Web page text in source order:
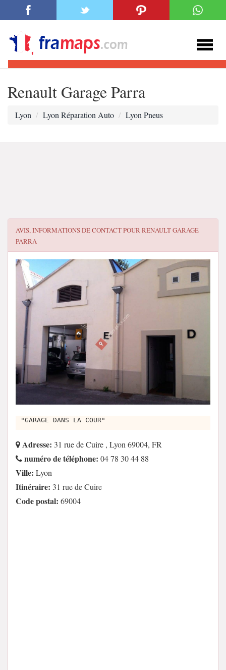
Renault Garage Parra
Lyon Lyon Réparation Auto Lyon Pneus
AVIS, INFORMATIONS DE CONTACT POURRENAULT GARAGE
PARRA
"GARAGE DANS LA COUR"
Adresse: 31 rue de Cuire , Lyon 69004, FR
numéro de téléphone: 04 78 30 44 88
Ville: Lyon
Itinéraire: 31 rue de Cuire
Code postal: 69004